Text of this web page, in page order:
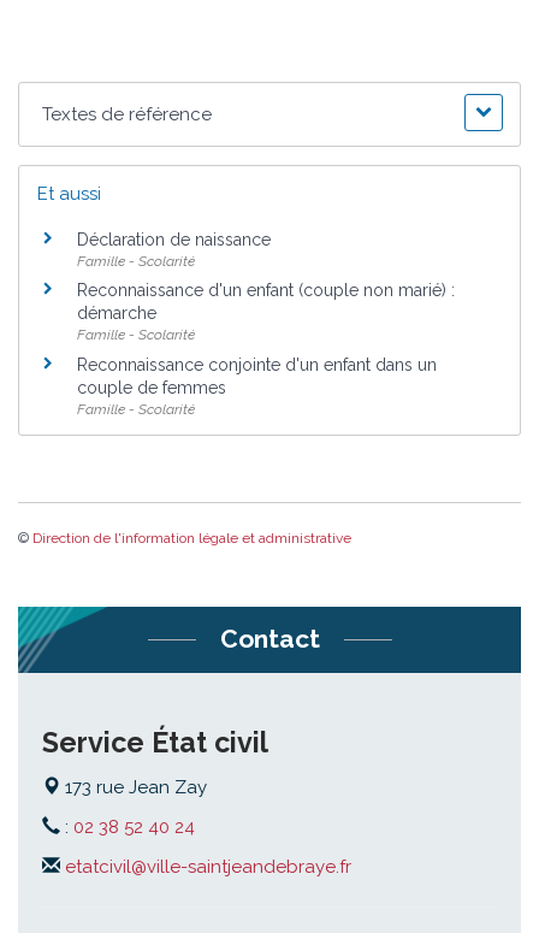
Textes de référence
Et aussi
Déclaration de naissance
Famille - Scolarité
Reconnaissance d'un enfant (couple non marié) :
démarche
Famille - Scolarité
Reconnaissance conjointe d'un enfant dans un
couple de femmes
Famille - Scolarité
© Direction de l'information légale et administrative
Contact
Service État civil
173 rue Jean Zay
: 02 38 52 40 24
etatcivil@ville-saintjeandebraye.fr